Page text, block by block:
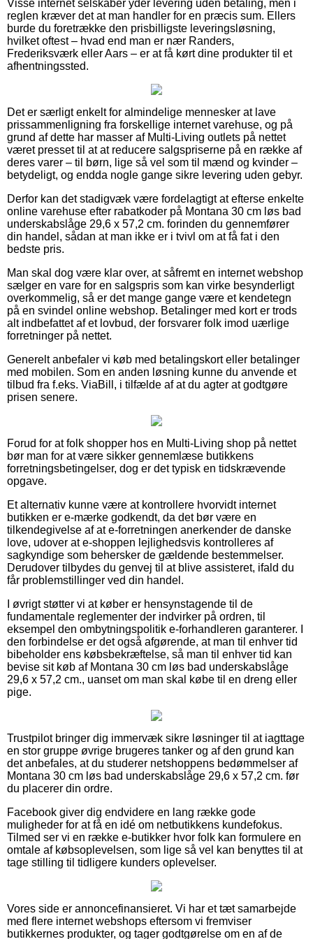
Visse internet selskaber yder levering uden betaling, men i
reglen kræver det at man handler for en præcis sum. Ellers
burde du foretrække den prisbilligste leveringsløsning,
hvilket oftest – hvad end man er nær Randers,
Frederiksværk eller Aars – er at få kørt dine produkter til et
afhentningssted.
Det er særligt enkelt for almindelige mennesker at lave
prissammenligning fra forskellige internet varehuse, og på
grund af dette har masser af Multi-Living outlets på nettet
været presset til at at reducere salgspriserne på en række af
deres varer – til børn, lige så vel som til mænd og kvinder –
betydeligt, og endda nogle gange sikre levering uden gebyr.
Derfor kan det stadigvæk være fordelagtigt at efterse enkelte
online varehuse efter rabatkoder på Montana 30 cm løs bad
underskabslåge 29,6 x 57,2 cm. forinden du gennemfører
din handel, sådan at man ikke er i tvivl om at få fat i den
bedste pris.
Man skal dog være klar over, at såfremt en internet webshop
sælger en vare for en salgspris som kan virke besynderligt
overkommelig, så er det mange gange være et kendetegn
på en svindel online webshop. Betalinger med kort er trods
alt indbefattet af et lovbud, der forsvarer folk imod uærlige
forretninger på nettet.
Generelt anbefaler vi køb med betalingskort eller betalinger
med mobilen. Som en anden løsning kunne du anvende et
tilbud fra f.eks. ViaBill, i tilfælde af at du agter at godtgøre
prisen senere.
Forud for at folk shopper hos en Multi-Living shop på nettet
bør man for at være sikker gennemlæse butikkens
forretningsbetingelser, dog er det typisk en tidskrævende
opgave.
Et alternativ kunne være at kontrollere hvorvidt internet
butikken er e-mærke godkendt, da det bør være en
tilkendegivelse af at e-forretningen anerkender de danske
love, udover at e-shoppen lejlighedsvis kontrolleres af
sagkyndige som behersker de gældende bestemmelser.
Derudover tilbydes du genvej til at blive assisteret, ifald du
får problemstillinger ved din handel.
I øvrigt støtter vi at køber er hensynstagende til de
fundamentale reglementer der indvirker på ordren, til
eksempel den ombytningspolitik e-forhandleren garanterer. I
den forbindelse er det også afgørende, at man til enhver tid
bibeholder ens købsbekræftelse, så man til enhver tid kan
bevise sit køb af Montana 30 cm løs bad underskabslåge
29,6 x 57,2 cm., uanset om man skal købe til en dreng eller
pige.
Trustpilot bringer dig immervæk sikre løsninger til at iagttage
en stor gruppe øvrige brugeres tanker og af den grund kan
det anbefales, at du studerer netshoppens bedømmelser af
Montana 30 cm løs bad underskabslåge 29,6 x 57,2 cm. før
du placerer din ordre.
Facebook giver dig endvidere en lang række gode
muligheder for at få en idé om netbutikkens kundefokus.
Tilmed ser vi en række e-butikker hvor folk kan formulere en
omtale af købsoplevelsen, som lige så vel kan benyttes til at
tage stilling til tidligere kunders oplevelser.
Vores side er annoncefinansieret. Vi har et tæt samarbejde
med flere internet webshops eftersom vi fremviser
butikkernes produkter, og tager godtgørelse om en af de